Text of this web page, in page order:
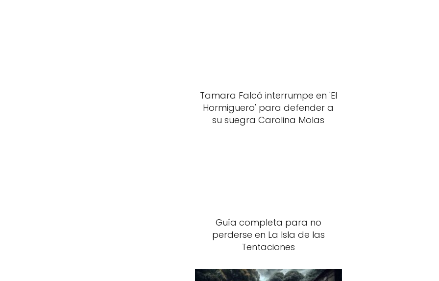
Tamara Falcó interrumpe en 'El
Hormiguero' para defender a
su suegra Carolina Molas
Guía completa para no
perderse en La Isla de las
Tentaciones